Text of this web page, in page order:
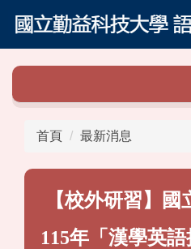
跳
到
主
要
首頁 最新消息
【校外研習】
115年「漢學英